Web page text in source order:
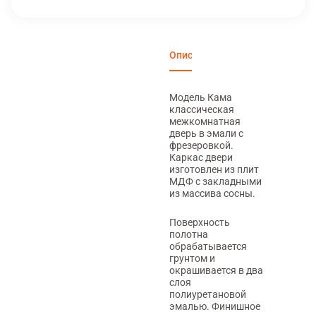
Описание
Модель Кама
классическая
межкомнатная
дверь в эмали с
фрезеровкой.
Каркас двери
изготовлен из плит
МДФ с закладными
из массива сосны.
Поверхность
полотна
обрабатывается
грунтом и
окрашивается в два
слоя
полиуретановой
эмалью. Финишное